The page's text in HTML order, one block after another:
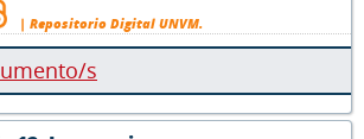
| Repositorio Digital UNVM.
s